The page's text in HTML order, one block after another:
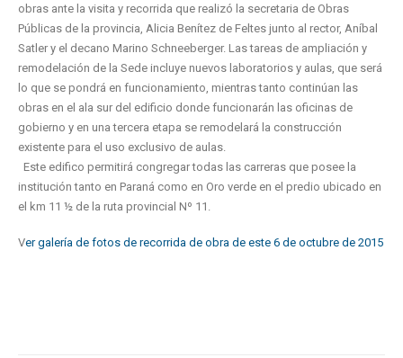
obras ante la visita y recorrida que realizó la secretaria de Obras
Públicas de la provincia, Alicia Benítez de Feltes junto al rector, Aníbal
Satler y el decano Marino Schneeberger. Las tareas de ampliación y
remodelación de la Sede incluye nuevos laboratorios y aulas, que será
lo que se pondrá en funcionamiento, mientras tanto continúan las
obras en el ala sur del edificio donde funcionarán las oficinas de
gobierno y en una tercera etapa se remodelará la construcción
existente para el uso exclusivo de aulas.
Este edifico permitirá congregar todas las carreras que posee la
institución tanto en Paraná como en Oro verde en el predio ubicado en
el km 11 ½ de la ruta provincial Nº 11.
Ver galería de fotos de recorrida de obra de este 6 de octubre de 2015